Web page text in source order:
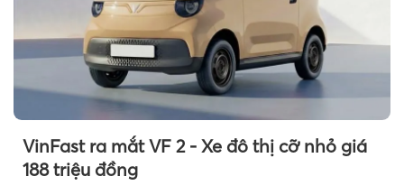
VinFast ra mắt VF 2 - Xe đô thị cỡ nhỏ giá
188 triệu đồng